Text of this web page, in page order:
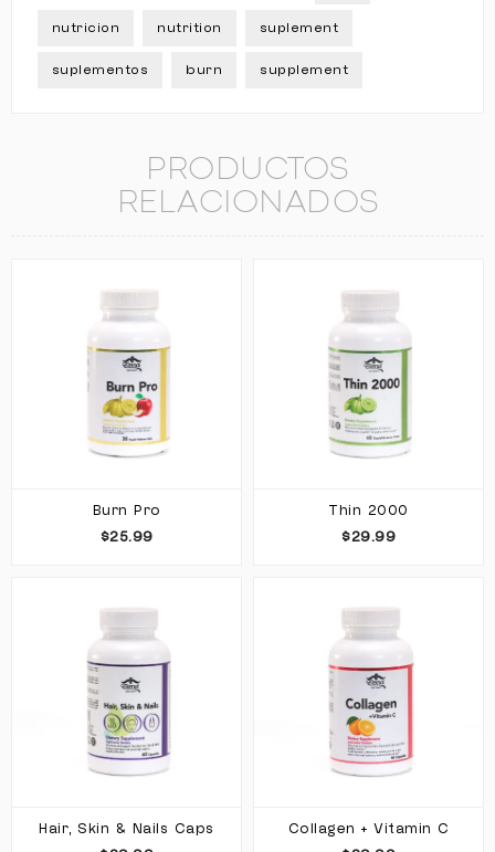
nutricion nutrition suplement
suplementos burn supplement
PRODUCTOS
RELACIONADOS
Burn Pro
$25.99
Thin 2000
$29.99
Hair, Skin & Nails Caps Collagen + Vitamin C